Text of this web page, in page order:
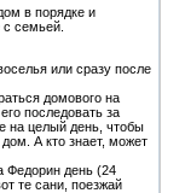
в порядке и
семьей.
или сразу после
домового на
последовать за
на целый день, чтобы
А кто знает, может
Федорин день (24
те сани, поезжай